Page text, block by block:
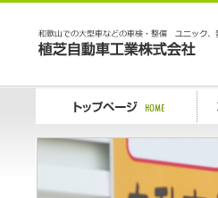
トップページ Home